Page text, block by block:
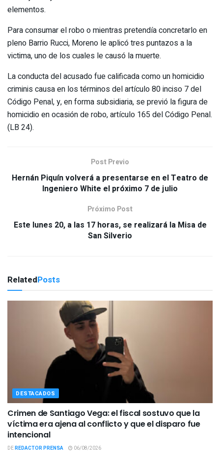
elementos.
Para consumar el robo o mientras pretendía concretarlo en
pleno Barrio Rucci, Moreno le aplicó tres puntazos a la
victima, uno de los cuales le causó la muerte.
La conducta del acusado fue calificada como un homicidio
criminis causa en los términos del artículo 80 inciso 7 del
Código Penal, y, en forma subsidiaria, se previó la figura de
homicidio en ocasión de robo, artículo 165 del Código Penal.
(LB 24).
Post Previo
Hernán Piquín volverá a presentarse en el Teatro de
Ingeniero White el próximo 7 de julio
Próximo Post
Este lunes 20, a las 17 horas, se realizará la Misa de
San Silverio
RelatedPosts
DESTACADOS
Crimen de Santiago Vega: el fiscal sostuvo que la
víctima era ajena al conflicto y que el disparo fue
intencional
DEREDACTOR PRENSA 06/08/2026